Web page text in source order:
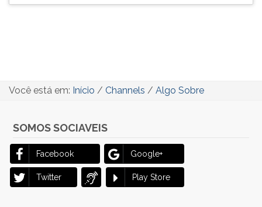
Você está em: Início / Channels / Algo Sobre
SOMOS SOCIAVEIS
Facebook Google+
Twitter Play Store